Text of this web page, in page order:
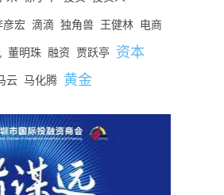
彦宏 滴滴 独角兽 王健林 电商
董明珠 融资 贾跃亭 资本
云 马化腾 黄金